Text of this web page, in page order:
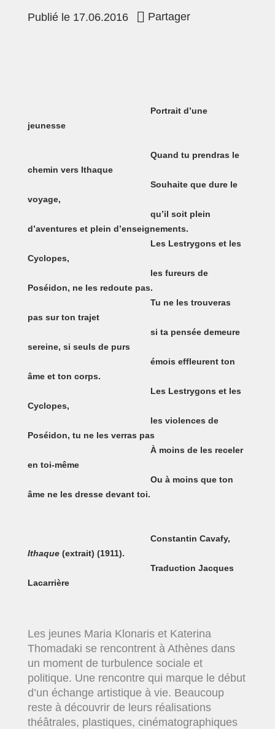
Publié le 17.06.2016 Partager
Portrait d’une
jeunesse
Quand tu prendras le
chemin vers Ithaque
Souhaite que dure le
voyage,
qu’il soit plein
d’aventures et plein d’enseignements.
Les Lestrygons et les
Cyclopes,
les fureurs de
Poséidon, ne les redoute pas.
Tu ne les trouveras
pas sur ton trajet
si ta pensée demeure
sereine, si seuls de purs
émois effleurent ton
âme et ton corps.
Les Lestrygons et les
Cyclopes,
les violences de
Poséidon, tu ne les verras pas
À moins de les receler
en toi-même
Ou à moins que ton
âme ne les dresse devant toi.
Constantin Cavafy,
Ithaque (extrait) (1911).
Traduction Jacques
Lacarrière
Les jeunes Maria Klonaris et Katerina
Thomadaki se rencontrent à Athènes dans
un moment de turbulence sociale et
politique. Une rencontre qui marque le début
d’un échange artistique à vie. Beaucoup
reste à découvrir de leurs réalisations
théâtrales, plastiques, cinématographiques